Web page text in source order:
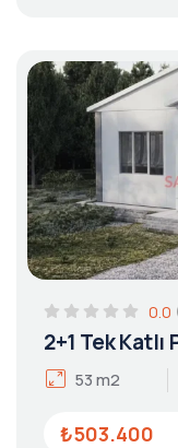
0.0
2+1 Tek Katlı
53 m2
₺503.400